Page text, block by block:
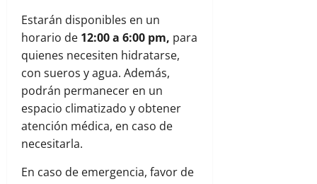
Estarán disponibles en un
horario de 12:00 a 6:00 pm, para
quienes necesiten hidratarse,
con sueros y agua. Además,
podrán permanecer en un
espacio climatizado y obtener
atención médica, en caso de
necesitarla.
En caso de emergencia, favor de